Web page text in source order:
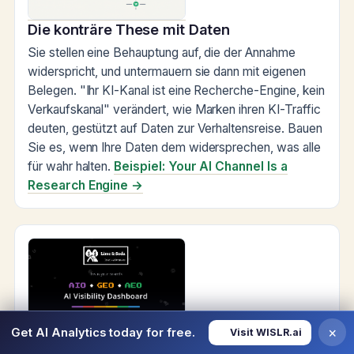
Die konträre These mit Daten
Sie stellen eine Behauptung auf, die der Annahme
widerspricht, und untermauern sie dann mit eigenen
Belegen. "Ihr KI-Kanal ist eine Recherche-Engine, kein
Verkaufskanal" verändert, wie Marken ihren KI-Traffic
deuten, gestützt auf Daten zur Verhaltensreise. Bauen
Sie es, wenn Ihre Daten dem widersprechen, was alle
für wahr halten. Beispiel: Your AI Channel Is a
Research Engine →
Die Konzept-Einführung
Get AI Analytics today for free. Visit WISLR.ai ×